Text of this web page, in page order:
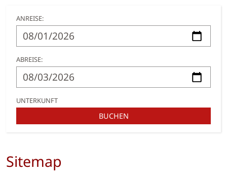
ANREISE:
ABREISE:
UNTERKUNFT
BUCHEN
Sitemap